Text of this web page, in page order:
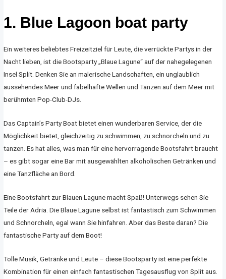
1. Blue Lagoon boat party
Ein weiteres beliebtes Freizeitziel für Leute, die verrückte Partys in der
Nacht lieben, ist die Bootsparty „Blaue Lagune“ auf der nahegelegenen
Insel Split. Denken Sie an malerische Landschaften, ein unglaublich
aussehendes Meer und fabelhafte Wellen und Tanzen auf dem Meer mit
berühmten Pop-Club-DJs.
Das Captain’s Party Boat bietet einen wunderbaren Service, der die
Möglichkeit bietet, gleichzeitig zu schwimmen, zu schnorcheln und zu
tanzen. Es hat alles, was man für eine hervorragende Bootsfahrt braucht
– es gibt sogar eine Bar mit ausgewählten alkoholischen Getränken und
eine Tanzfläche an Bord.
Eine Bootsfahrt zur Blauen Lagune macht Spaß! Unterwegs sehen Sie
Teile der Adria. Die Blaue Lagune selbst ist fantastisch zum Schwimmen
und Schnorcheln, egal wann Sie hinfahren. Aber das Beste daran? Die
fantastische Party auf dem Boot!
Tolle Musik, Getränke und Leute – diese Bootsparty ist eine perfekte
Kombination für einen einfach fantastischen Tagesausflug von Split aus.